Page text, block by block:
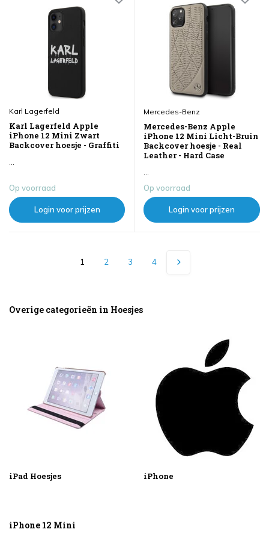
Karl Lagerfeld
Karl Lagerfeld Apple
iPhone 12 Mini Zwart
Backcover hoesje - Graffiti
...
Op voorraad
Login voor prijzen
Mercedes-Benz
Mercedes-Benz Apple
iPhone 12 Mini Licht-Bruin
Backcover hoesje - Real
Leather - Hard Case
Op voorraad
Login voor prijzen
1 2 3 4
Overige categorieën in Hoesjes
iPad Hoesjes iPhone
iPhone 12 Mini